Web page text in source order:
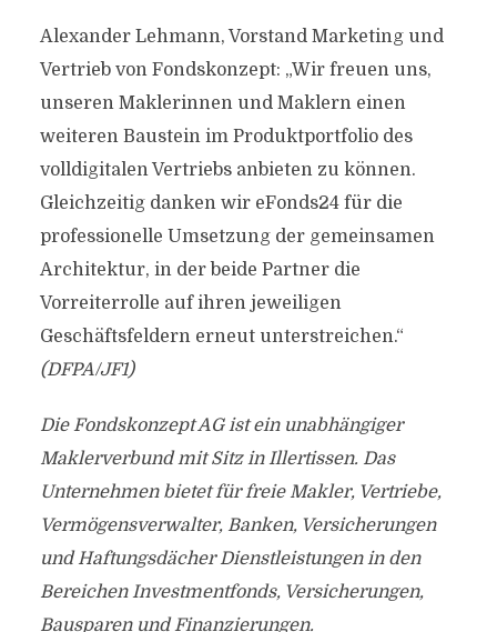
Alexander Lehmann, Vorstand Marketing und
Vertrieb von Fondskonzept: „Wir freuen uns,
unseren Maklerinnen und Maklern einen
weiteren Baustein im Produktportfolio des
volldigitalen Vertriebs anbieten zu können.
Gleichzeitig danken wir eFonds24 für die
professionelle Umsetzung der gemeinsamen
Architektur, in der beide Partner die
Vorreiterrolle auf ihren jeweiligen
Geschäftsfeldern erneut unterstreichen.“
(DFPA/JF1)
Die Fondskonzept AG ist ein unabhängiger
Maklerverbund mit Sitz in Illertissen. Das
Unternehmen bietet für freie Makler, Vertriebe,
Vermögensverwalter, Banken, Versicherungen
und Haftungsdächer Dienstleistungen in den
Bereichen Investmentfonds, Versicherungen,
Bausparen und Finanzierungen.